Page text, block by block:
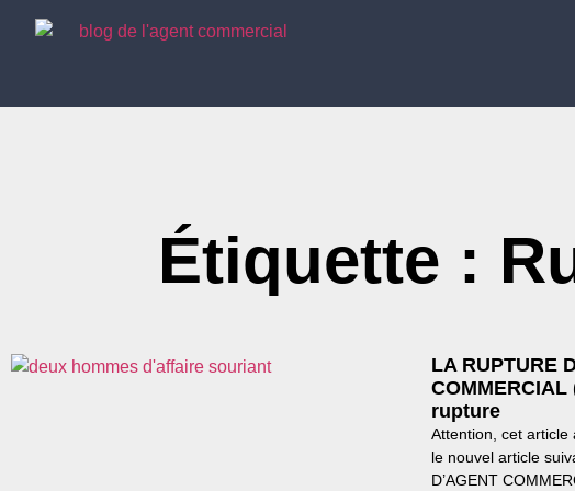
Étiquette :
LA RUPTURE
rupture
Attention, cet article
le nouvel article
D’AGENT